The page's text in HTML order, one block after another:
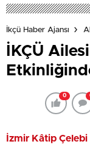
İkçü Haber Ajansı
İKÇÜ
0
İzmir Kâtip